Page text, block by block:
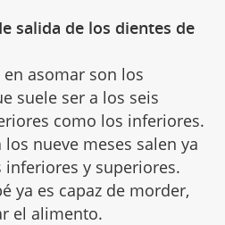
salida de los dientes de
en asomar son los
suele ser a los seis
como los inferiores.
nueve meses salen ya
y superiores.
ya es capaz de morder,
el alimento.